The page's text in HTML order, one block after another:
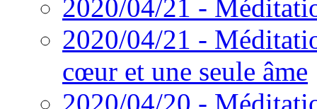
2020/04/21 -
2020/04/21 -
cœur et une seule âme
2020/04/20 -